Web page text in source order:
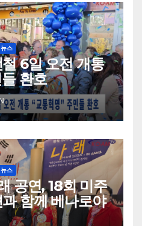
스
6일 오전 개통
환호
스
공연, 18회 미주
함께 베나로야